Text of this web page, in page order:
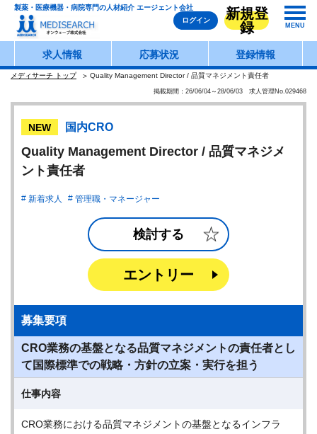
製薬・医療機器・病院専門の人材紹介 エージェント会社
ログイン
新規登
録
MENU
求人情報 応募状況 登録情報
メディサーチ トップ Quality Management Director / 品質マネジメント責任者
掲載期間：26/06/04～28/06/03 求人管理No.029468
NEW 国内CRO
Quality Management Director / 品質マネジメ
ント責任者
新着求人 管理職・マネージャー
検討する
エントリー
募集要項
CRO業務の基盤となる品質マネジメントの責任者とし
て国際標準での戦略・方針の立案・実行を担う
仕事内容
CRO業務における品質マネジメントの基盤となるインフラ